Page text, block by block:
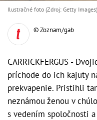
Ilustračné foto (Zdroj: Getty Images)
© Zoznam/gab
CARRICKFERGUS -
príchode do ich kajuty
prekvapenie. Pristihli
neznámou ženou v
s vedením spoločnosti